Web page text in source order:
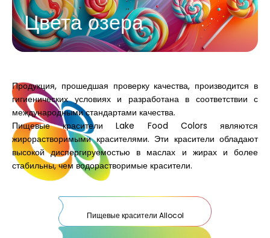
Цвета озера
Продукция, прошедшая проверку качества, производится в
гигиенических условиях и разработана в соответствии с
международными стандартами качества.
Пищевые красители Lake Food Colors являются
жирорастворимыми красителями. Эти красители обладают
высокой диспергируемостью в маслах и жирах и более
стабильны, чем водорастворимые красители.
Пищевые красители Allocol